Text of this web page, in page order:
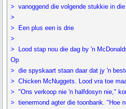
> vanoggend die volgende stukkie in die
>
> Een plus een is drie
>
> Lood stap nou die dag by 'n
Op
> die spyskaart staan daar dat jy 'n
> Chicken McNuggets. Lood vra toe
> "Ons verkoop nie 'n halfdosyn nie,"
> tienermond agter die toonbank. "Hoe